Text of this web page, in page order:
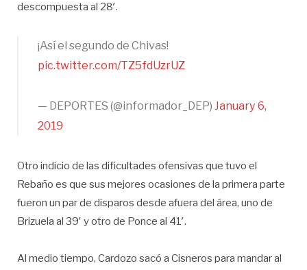
descompuesta al 28′.
¡Así el segundo de Chivas!
pic.twitter.com/TZ5fdUzrUZ
— DEPORTES (@informador_DEP) January 6,
2019
Otro indicio de las dificultades ofensivas que tuvo el
Rebaño es que sus mejores ocasiones de la primera parte
fueron un par de disparos desde afuera del área, uno de
Brizuela al 39′ y otro de Ponce al 41′.
Al medio tiempo, Cardozo sacó a Cisneros para mandar al